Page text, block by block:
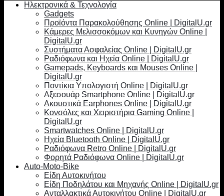
Ηλεκτρονικά & Τεχνολογία
Gadgets
Προϊόντα Παρακολούθησης Online | DigitalU.gr
Κάμερες Μελισσοκόμων και Κυνηγών Online |
DigitalU.gr
Συστήματα Ασφαλείας Online | DigitalU.gr
Ραδιόφωνα και Ηχεία Online | DigitalU.gr
Gamepads, Keyboards και Mouses Online |
DigitalU.gr
Ποντίκια Υπολογιστή Online | DigitalU.gr
Αξεσουάρ Smartphone Online | DigitalU.gr
Ακουστικά Earphones Online | DigitalU.gr
Κονσόλες και Χειριστήρια Gaming Online |
DigitalU.gr
Smartwatches Online | DigitalU.gr
Ηχεία Bluetooth Online | DigitalU.gr
Ραδιόφωνα Retro Online | DigitalU.gr
Φορητά Ραδιόφωνα Online | DigitalU.gr
Auto-Moto-Bike
Είδη Αυτοκινήτου
Είδη Ποδηλάτου και Μηχανής Online | DigitalU.gr
Ανταλλακτικά Αυτοκινήτου Online | DigitalU.gr